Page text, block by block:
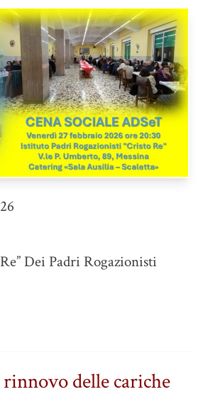
Dei Padri Rogazionisti
delle cariche